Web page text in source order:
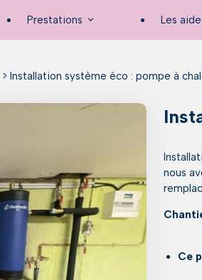
Prestations Les
>Installation système éco : pompe à
nous
Ce